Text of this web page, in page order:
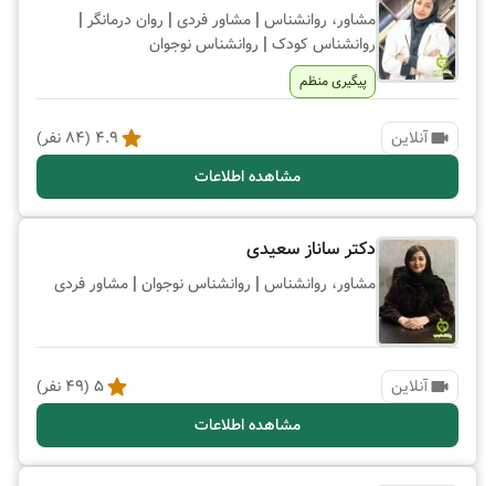
مشاور، روانشناس | مشاور فردی | روان درمانگر |
روانشناس کودک | روانشناس نوجوان
پیگیری منظم
آنلاین 4.9
(
84 نفر)
مشاهده اطلاعات
دکتر ساناز سعیدی
مشاور، روانشناس | روانشناس نوجوان | مشاور فردی
آنلاین 5
(
49 نفر)
مشاهده اطلاعات